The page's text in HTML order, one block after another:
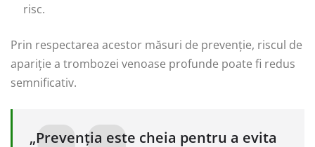
risc.
Prin respectarea acestor măsuri de prevenție, riscul de
apariție a trombozei venoase profunde poate fi redus
semnificativ.
„Prevenția este cheia pentru a evita